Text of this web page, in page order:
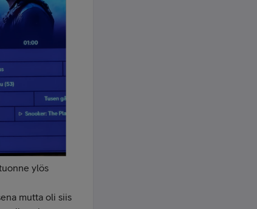
ylös
mutta oli siis